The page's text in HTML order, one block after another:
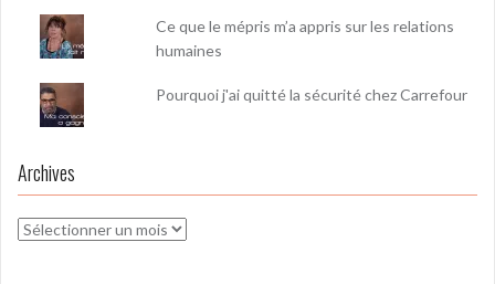
Ce que le mépris m’a appris sur les relations
humaines
Pourquoi j'ai quitté la sécurité chez Carrefour
Archives
Archives